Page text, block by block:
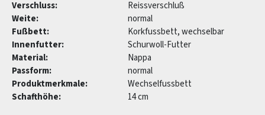
Verschluss:
Reissverschluß
Weite:
normal
Fußbett:
Korkfussbett, wechselbar
Innenfutter:
Schurwoll-Futter
Material:
Nappa
Passform:
normal
Produktmerkmale:
Wechselfussbett
Schafthöhe:
14 cm